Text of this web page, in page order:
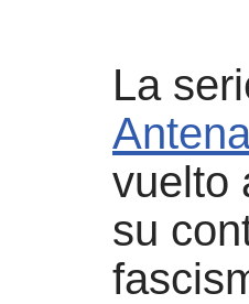
La
vuelto
su